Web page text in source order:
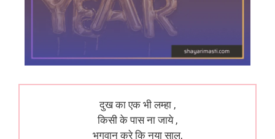
दुख का एक भी लम्हा ,
किसी के पास ना जाये ,
भगवान करे कि नया साल,